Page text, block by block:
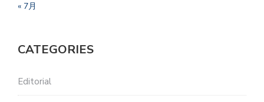
« 7月
CATEGORIES
Editorial